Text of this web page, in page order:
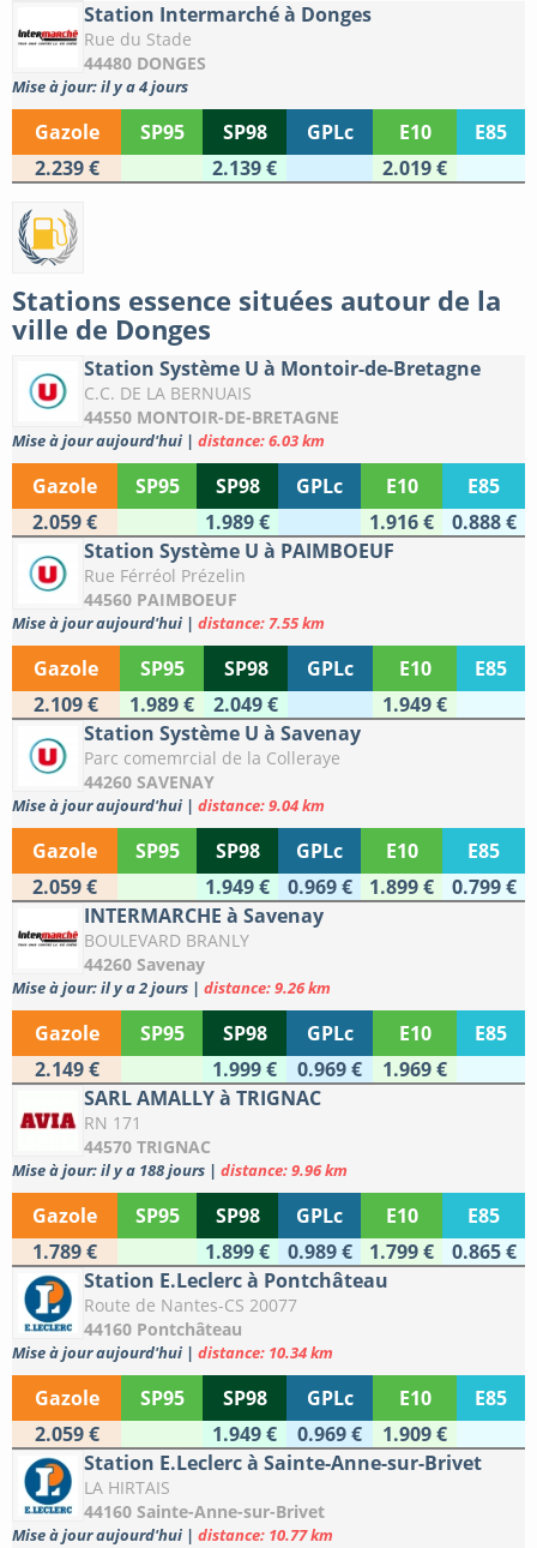
Station Intermarché à Donges
Rue du Stade
44480 DONGES
Mise à jour: il y a 4 jours
Gazole SP95 SP98 GPLc E10
E85
2.239 €
2.139 € 2.019 €
Stations essence situées autour de la
ville de Donges
Station Système U à Montoir-de-Bretagne
C.C. DE LA BERNUAIS
44550 MONTOIR-DE-BRETAGNE
Mise à jour aujourd'hui | distance: 6.03 km
Gazole SP95 SP98 GPLc E10
E85
2.059 €
1.989 € 1.916 €
0.888 €
Station Système U à PAIMBOEUF
Rue Férréol Prézelin
44560 PAIMBOEUF
Mise à jour aujourd'hui | distance: 7.55 km
Gazole SP95 SP98 GPLc E10
E85
2.109 €
1.989 € 2.049 €
1.949 €
Station Système U à Savenay
Parc comemrcial de la Colleraye
44260 SAVENAY
Mise à jour aujourd'hui | distance: 9.04 km
Gazole SP95 SP98 GPLc E10
E85
2.059 €
1.949 € 0.969 € 1.899 €
0.799 €
INTERMARCHE à Savenay
BOULEVARD BRANLY
44260 Savenay
Mise à jour: il y a 2 jours | distance: 9.26 km
Gazole SP95 SP98 GPLc E10
E85
2.149 €
1.999 € 0.969 €
1.969 €
SARL AMALLY à TRIGNAC
RN 171
44570 TRIGNAC
Mise à jour: il y a 188 jours | distance: 9.96 km
Gazole SP95 SP98 GPLc E10
E85
1.789 €
1.899 € 0.989 € 1.799 €
0.865 €
Station E.Leclerc à Pontchâteau
Route de Nantes-CS 20077
44160 Pontchâteau
Mise à jour aujourd'hui | distance: 10.34 km
Gazole SP95 SP98 GPLc E10
E85
2.059 €
1.949 € 0.969 €
1.909 €
Station E.Leclerc à Sainte-Anne-sur-Brivet
LA HIRTAIS
44160 Sainte-Anne-sur-Brivet
Mise à jour aujourd'hui | distance: 10.77 km